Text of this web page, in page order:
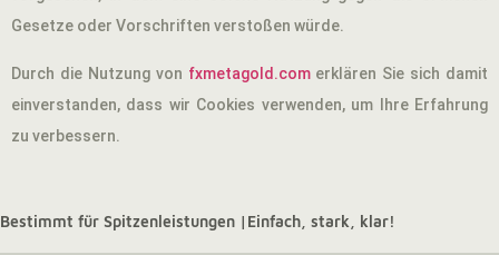
Gesetze oder Vorschriften verstoßen würde.
Durch die Nutzung von fxmetagold.comerklären Sie sich damit
einverstanden, dass wir Cookies verwenden, um Ihre Erfahrung
zu verbessern.
Bestimmt für Spitzenleistungen | Einfach, stark, klar!